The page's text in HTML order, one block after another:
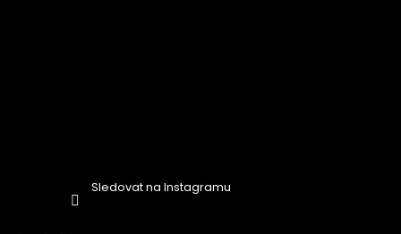
Sledovat na Instagramu